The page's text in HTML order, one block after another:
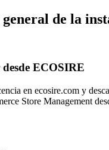
de la
ECOSIRE
en ecosire.com y
Store Management